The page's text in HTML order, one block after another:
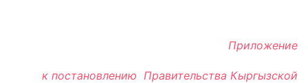
Приложение
к постановлению Правительства Кыргызской